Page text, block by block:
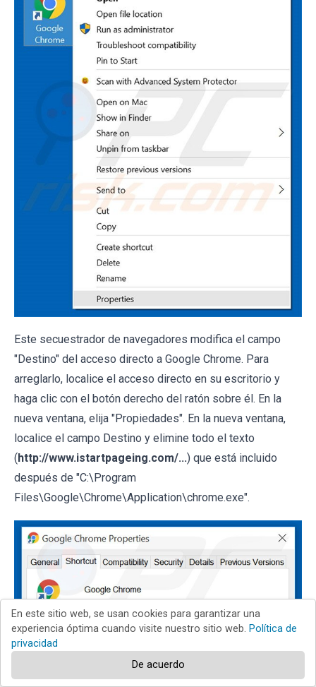
Este secuestrador de navegadores modifica el campo
"Destino" del acceso directo a Google Chrome. Para
arreglarlo, localice el acceso directo en su escritorio y
haga clic con el botón derecho del ratón sobre él. En la
nueva ventana, elija "Propiedades". En la nueva ventana,
localice el campo Destino y elimine todo el texto
(http://www.istartpageing.com/...) que está incluido
después de "C:\Program
Files\Google\Chrome\Application\chrome.exe".
En este sitio web, se usan cookies para garantizar una
experiencia óptima cuando visite nuestro sitio web. Política de
privacidad
De acuerdo